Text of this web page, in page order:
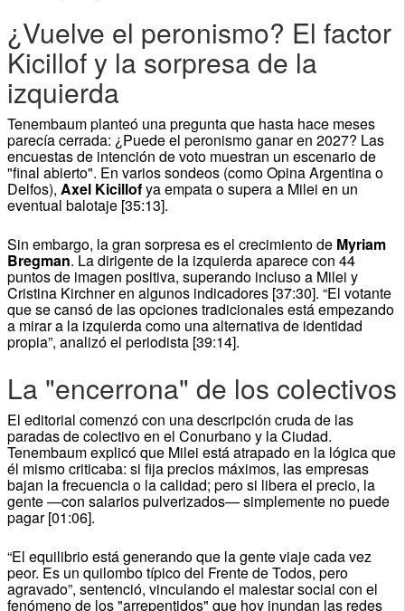
¿Vuelve el peronismo? El factor
Kicillof y la sorpresa de la
izquierda
Tenembaum planteó una pregunta que hasta hace meses
parecía cerrada: ¿Puede el peronismo ganar en 2027? Las
encuestas de intención de voto muestran un escenario de
"final abierto". En varios sondeos (como Opina Argentina o
Delfos), Axel Kicillofya empata o supera a Milei en un
eventual balotaje [35:13].
Sin embargo, la gran sorpresa es el crecimiento de Myriam
Bregman. La dirigente de la izquierda aparece con 44
puntos de imagen positiva, superando incluso a Milei y
Cristina Kirchner en algunos indicadores [37:30]. “El votante
que se cansó de las opciones tradicionales está empezando
a mirar a la izquierda como una alternativa de identidad
propia”, analizó el periodista [39:14].
La "encerrona" de los colectivos
El editorial comenzó con una descripción cruda de las
paradas de colectivo en el Conurbano y la Ciudad.
Tenembaum explicó que Milei está atrapado en la lógica que
él mismo criticaba: si fija precios máximos, las empresas
bajan la frecuencia o la calidad; pero si libera el precio, la
gente —con salarios pulverizados— simplemente no puede
pagar [01:06].
“El equilibrio está generando que la gente viaje cada vez
peor. Es un quilombo típico del Frente de Todos, pero
agravado”, sentenció, vinculando el malestar social con el
fenómeno de los "arrepentidos" que hoy inundan las redes